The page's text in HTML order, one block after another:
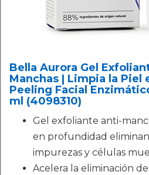
Bella Aurora Gel
Manchas | Limpia la Piel
Peeling Facial
ml (4098310)
Gel exfoliante anti-
en profundidad
impurezas y células
Acelera la eliminación